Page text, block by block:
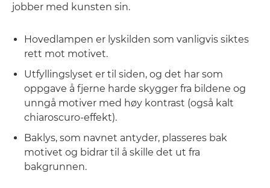
jobber med kunsten sin.
Hovedlampen er lyskilden som vanligvis siktes
rett mot motivet.
Utfyllingslyset er til siden, og det har som
oppgave å fjerne harde skygger fra bildene og
unngå motiver med høy kontrast (også kalt
chiaroscuro-effekt).
Baklys, som navnet antyder, plasseres bak
motivet og bidrar til å skille det ut fra
bakgrunnen.